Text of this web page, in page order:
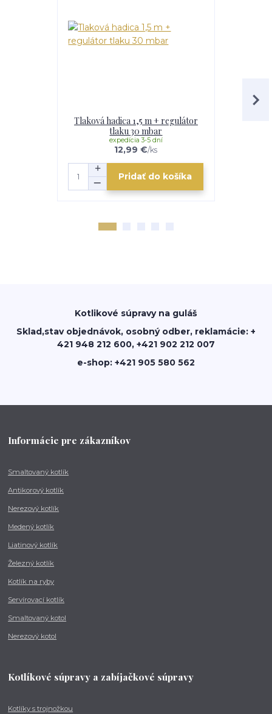
Tlaková hadica 1,5 m + regulátor
tlaku 30 mbar
12,99 €/ks
expedícia 3-5 dní
Pridať do košíka
Kotlikové súpravy na guláš
Sklad,stav objednávok, osobný odber, reklamácie: +
421 948 212 600, +421 902 212 007
e-shop: +421 905 580 562
Informácie pre zákazníkov
Smaltovaný kotlík
Antikorový kotlík
Nerezový kotlík
Medený kotlík
Liatinový kotlík
Železný kotlík
Kotlík na ryby
Servírovací kotlík
Smaltovaný kotol
Nerezový kotol
Kotlíkové súpravy a zabíjačkové súpravy
Kotlíky s trojnožkou